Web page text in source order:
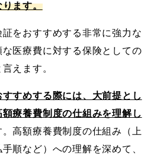
ります。
をおすすめする非常に強力な
医療費に対する保険としての
えます。
すめする際には、大前提とし
療養費制度の仕組みを理解し
。高額療養費制度の仕組み（上
順など）への理解を深めて、